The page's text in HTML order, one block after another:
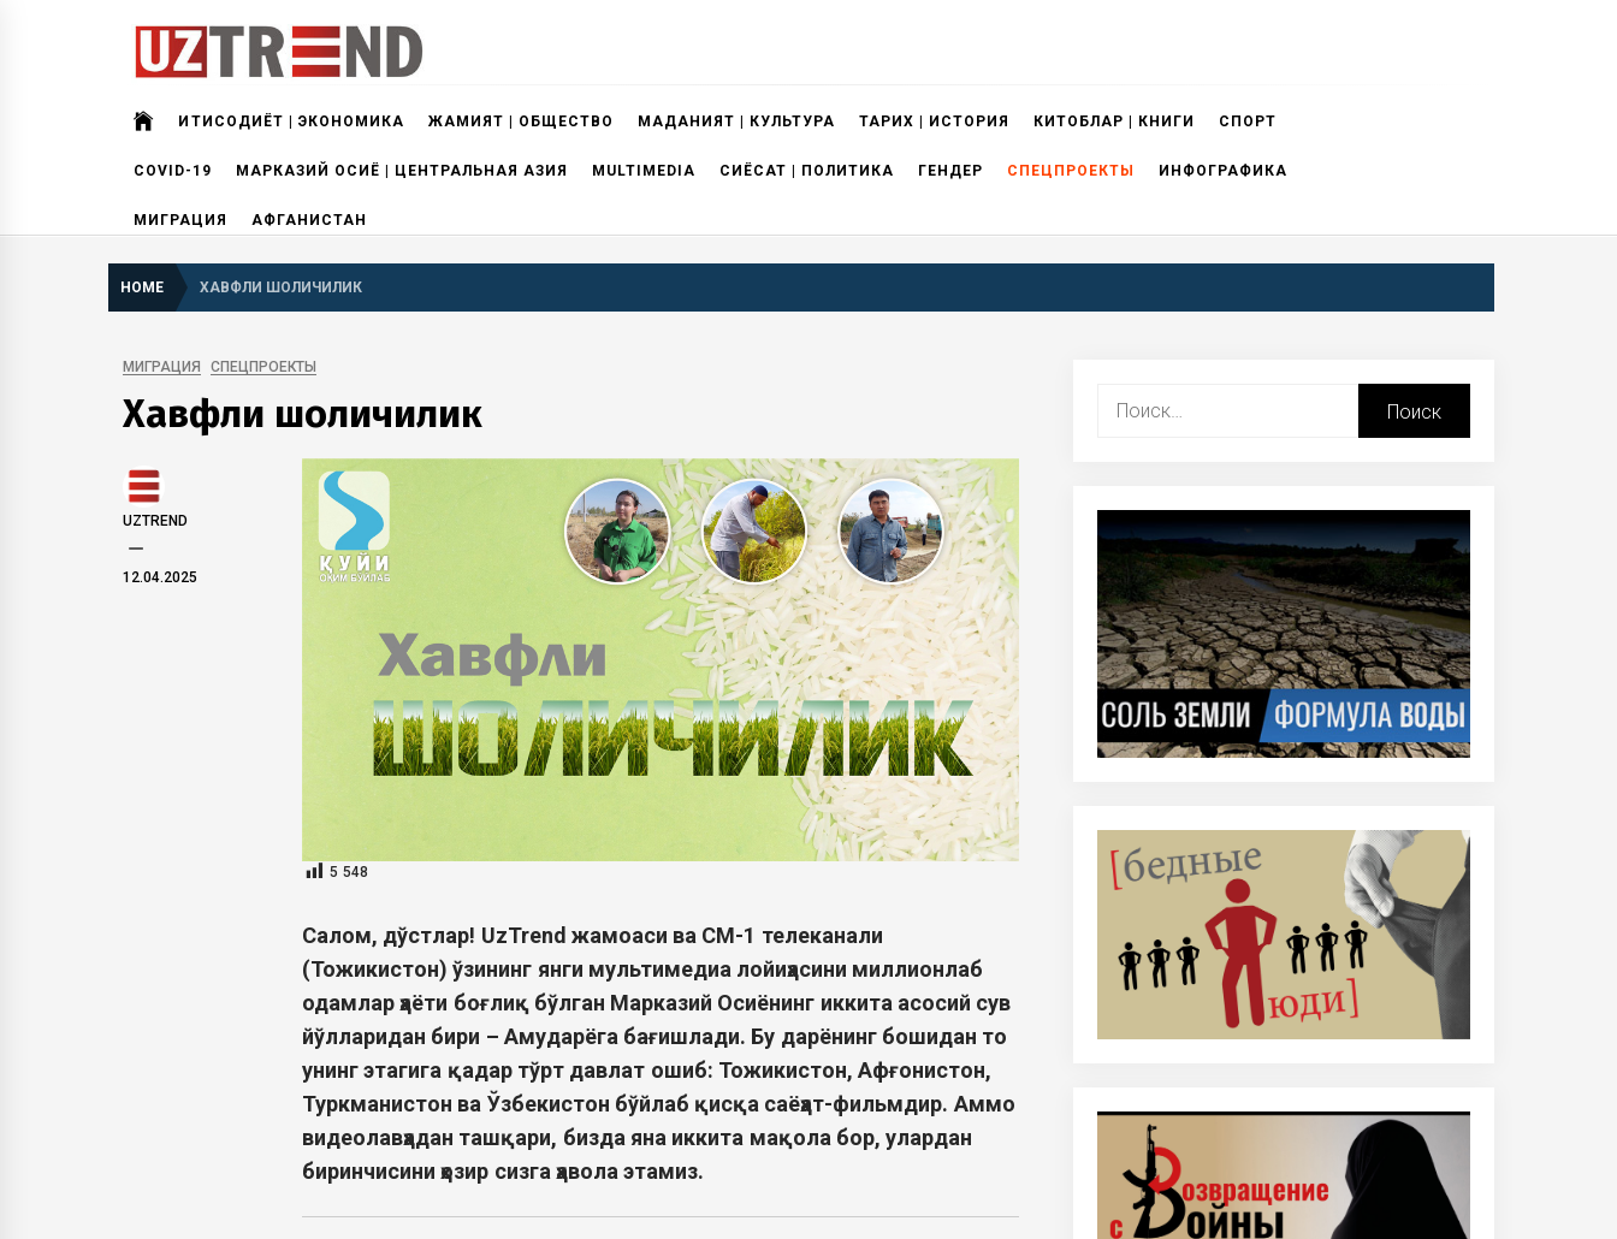
uztrend
ИҚТИСОДИЁТ | ЭКОНОМИКА ЖАМИЯТ | ОБЩЕСТВО МАДАНИЯТ | КУЛЬТУРА ТАРИХ | ИСТОРИЯ КИТОБЛАР | КНИГИ СПОРТ
COVID-19 МАРКАЗИЙ ОСИЁ | ЦЕНТРАЛЬНАЯ АЗИЯ MULTIMEDIA СИЁСАТ | ПОЛИТИКА ГЕНДЕР СПЕЦПРОЕКТЫ ИНФОГРАФИКА
МИГРАЦИЯ АФГАНИСТАН
HOME ХАВФЛИ ШОЛИЧИЛИК
МИГРАЦИЯ СПЕЦПРОЕКТЫ
Хавфли шоличилик
UZTREND
12.04.2025
5 548
Салом, дўстлар! UzTrend жамоаси ва СМ-1 телеканали
(Тожикистон) ўзининг янги мультимедиа лойиҳасини миллионлаб
одамлар ҳаёти боғлиқ бўлган Марказий Осиёнинг иккита асосий сув
йўлларидан бири – Амударёга бағишлади. Бу дарёнинг бошидан то
унингэтагига қадартўрт давлат ошиб: Тожикистон, Афғонистон,
Туркманистон ва Ўзбекистон бўйлаб қисқа саёҳат-фильмдир. Аммо
видеолавҳадан ташқари, бизда яна иккита мақолабор, улардан
биринчисини ҳозир сизгаҳавола этамиз.
Найти: